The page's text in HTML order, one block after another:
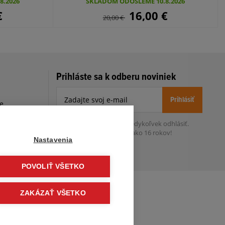
20,00€ 16,00 €
Prihláste sa k odberu noviniek
Prihlásiť
Zo zasielania sa môžete kedykoľvek odhlásiť.
Určený pre osoby staršie ako 16 rokov!
Nastavenia
POVOLIŤ VŠETKO
ZAKÁZAŤ VŠETKO